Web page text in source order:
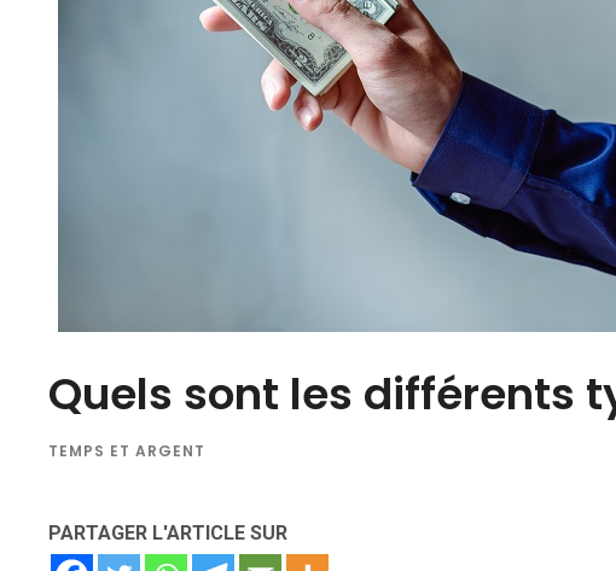
Quels sont les différents
TEMPS ET ARGENT
PARTAGER L'ARTICLE SUR